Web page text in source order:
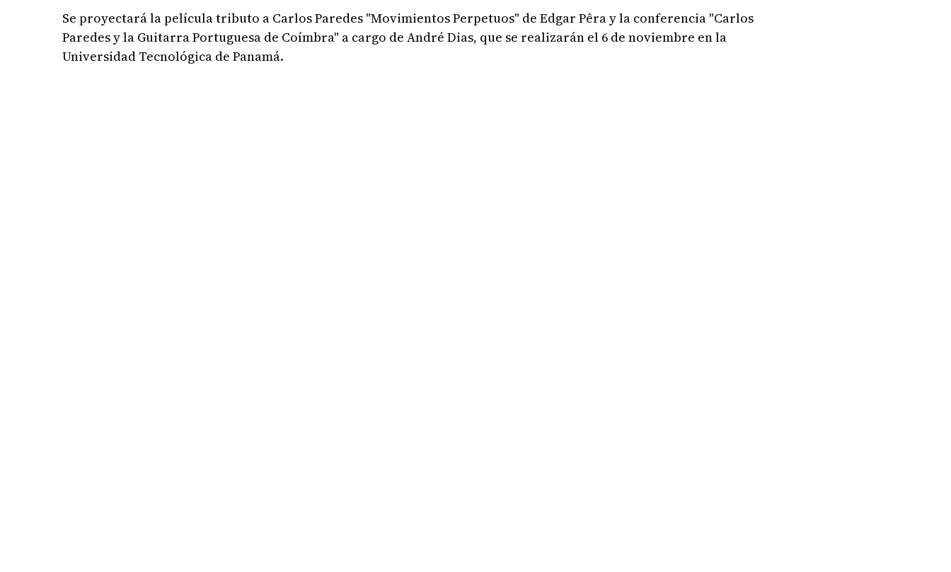
Se proyectará la película tributo a Carlos Paredes "Movimientos Perpetuos" de Edgar Pêra y la conferencia "Carlos
Paredes y la Guitarra Portuguesa de Coímbra" a cargo de André Dias, que se realizarán el 6 de noviembre en la
Universidad Tecnológica de Panamá.